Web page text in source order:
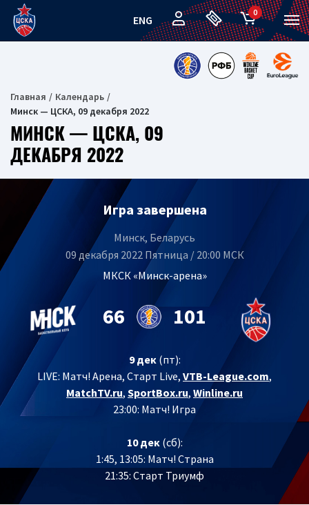
ENG
0
Главная
Календарь
Минск — ЦСКА, 09 декабря 2022
МИНСК — ЦСКА, 09
ДЕКАБРЯ 2022
Игра завершена
Минск, Беларусь
09 декабря 2022 Пятница / 20:00 МСК
МКСК «Минск-арена»
66 101
9 дек(пт):
LIVE: Матч! Арена, Старт Live, VTB-League.com,
MatchTV.ru, SportBox.ru, Winline.ru
23:00: Матч! Игра
10 дек(сб):
1:45, 13:05: Матч! Страна
21:35: Старт Триумф